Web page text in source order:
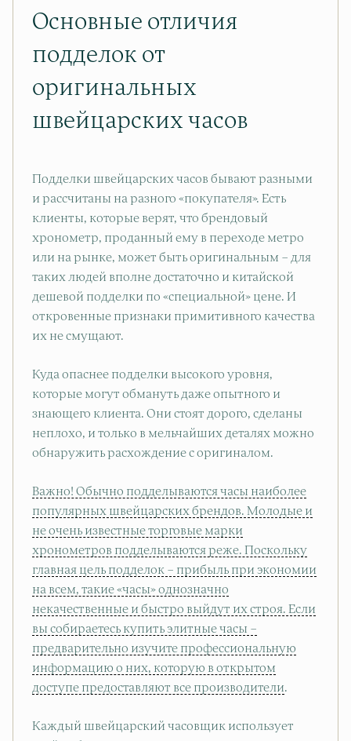
Основные отличия
подделок от
оригинальных
швейцарских часов
Подделки швейцарских часов бывают разными
и рассчитаны на разного «покупателя». Есть
клиенты, которые верят, что брендовый
хронометр, проданный ему в переходе метро
или на рынке, может быть оригинальным – для
таких людей вполне достаточно и китайской
дешевой подделки по «специальной» цене. И
откровенные признаки примитивного качества
их не смущают.
Куда опаснее подделки высокого уровня,
которые могут обмануть даже опытного и
знающего клиента. Они стоят дорого, сделаны
неплохо, и только в мельчайших деталях можно
обнаружить расхождение с оригиналом.
Важно! Обычно подделываются часы наиболее
популярных швейцарских брендов. Молодые и
не очень известные торговые марки
хронометров подделываются реже. Поскольку
главная цель подделок – прибыль при экономии
на всем, такие «часы» однозначно
некачественные и быстро выйдут их строя. Если
вы собираетесь купить элитные часы –
предварительно изучите профессиональную
информацию о них, которую в открытом
доступе предоставляют все производители.
Каждый швейцарский часовщик использует